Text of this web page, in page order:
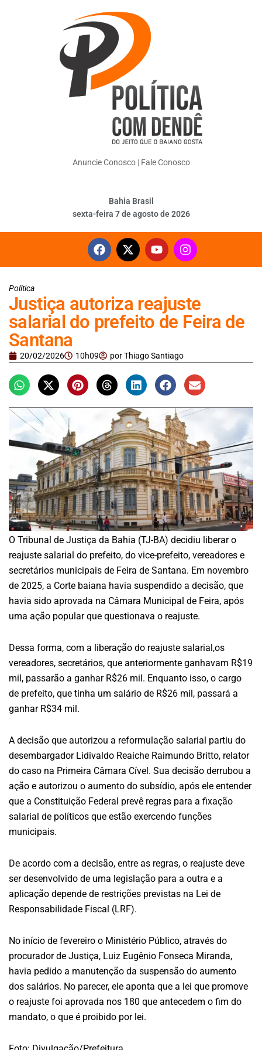
Anuncie Conosco| Fale Conosco
Bahia Brasil
sexta-feira 7 de agosto de 2026
Política
Justiça autoriza reajuste
salarial do prefeito de Feira de
Santana
20/02/2026 10h09 porThiago Santiago
O Tribunal de Justiça da Bahia (TJ-BA) decidiu liberar o
reajuste salarial do prefeito, do vice-prefeito, vereadores e
secretários municipais de Feira de Santana. Em novembro
de 2025, a Corte baiana havia suspendido a decisão, que
havia sido aprovada na Câmara Municipal de Feira, após
uma ação popular que questionava o reajuste.
Dessa forma, com a liberação do reajuste salarial,os
vereadores, secretários, que anteriormente ganhavam R$19
mil, passarão a ganhar R$26 mil. Enquanto isso, o cargo
de prefeito, que tinha um salário de R$26 mil, passará a
ganhar R$34 mil.
A decisão que autorizou a reformulação salarial partiu do
desembargador Lidivaldo Reaiche Raimundo Britto, relator
do caso na Primeira Câmara Cível. Sua decisão derrubou a
ação e autorizou o aumento do subsídio, após ele entender
que a Constituição Federal prevê regras para a fixação
salarial de políticos que estão exercendo funções
municipais.
De acordo com a decisão, entre as regras, o reajuste deve
ser desenvolvido de uma legislação para a outra e a
aplicação depende de restrições previstas na Lei de
Responsabilidade Fiscal (LRF).
No início de fevereiro o Ministério Público, através do
procurador de Justiça, Luiz Eugênio Fonseca Miranda,
havia pedido a manutenção da suspensão do aumento
dos salários. No parecer, ele aponta que a lei que promove
o reajuste foi aprovada nos 180 que antecedem o fim do
mandato, o que é proibido por lei.